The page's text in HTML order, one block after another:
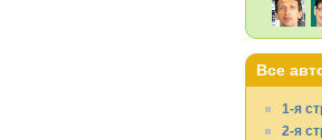
Все
1-я
2-я